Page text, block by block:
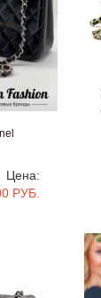
Цена:
РУБ.